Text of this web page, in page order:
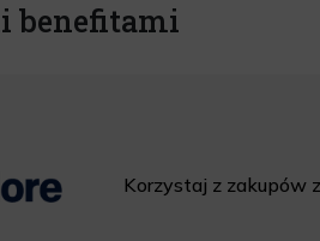
benefitami
Korzystaj z zakupów